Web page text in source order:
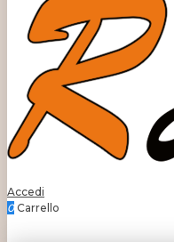
Accedi
0 Carrello